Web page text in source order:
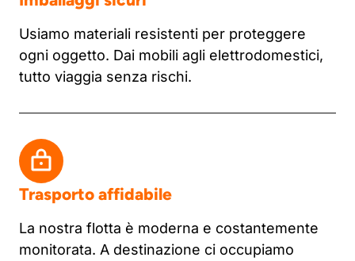
Usiamo materiali resistenti per proteggere
ogni oggetto. Dai mobili agli elettrodomestici,
tutto viaggia senza rischi.
Trasporto affidabile
La nostra flotta è moderna e costantemente
monitorata. A destinazione ci occupiamo